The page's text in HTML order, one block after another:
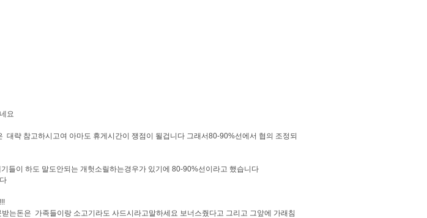
요
대략 참고하시고여 아마도 휴게시간이 쟁점이 될겁니다 그래서80-90%선에서 협의 조정되
들이 하도 말도안되는 개헛소릴하는경우가 있기에 80-90%선이라고 했습니다
는돈은 가족들이랑 소고기라도 사드시라고말하세요 보너스줬다고 그리고 그앞에 가래침